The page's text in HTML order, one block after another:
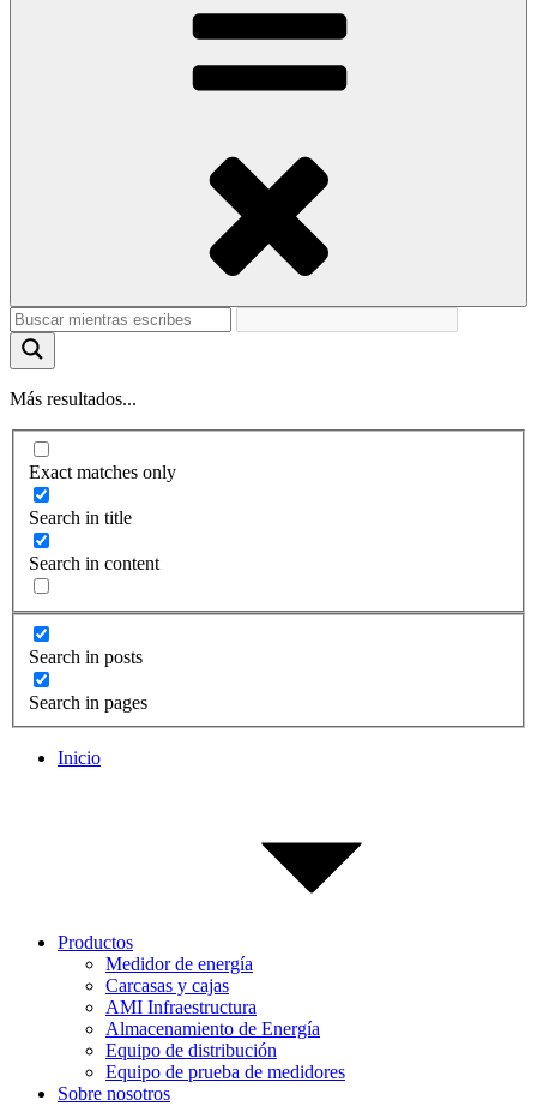
Más resultados...
Exact matches only
Search in title
Search in content
Search in posts
Search in pages
Inicio
Productos
Medidor de energía
Carcasas y cajas
AMI Infraestructura
Almacenamiento de Energía
Equipo de distribución
Equipo de prueba de medidores
Sobre nosotros